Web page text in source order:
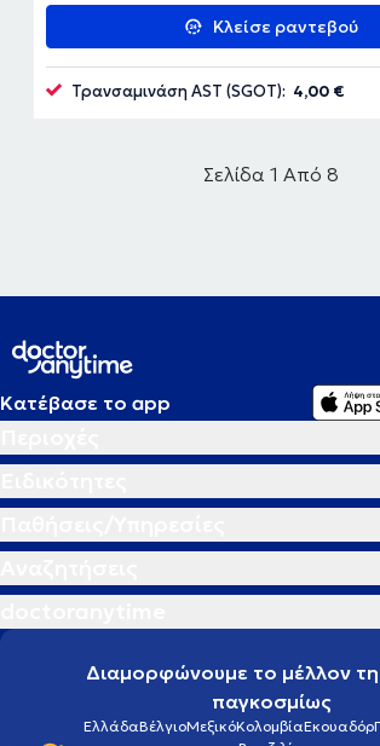
Κλείσε ραντεβού
Τρανσαμινάση AST (SGOT): 4,00 €
Σελίδα 1 Από 8
Κατέβασε το app
Διαμορφώνουμε το μέλλον
παγκοσμίως
ΕλλάδαΒέλγιοΜεξικόΚολομβίαΕκουαδόρ